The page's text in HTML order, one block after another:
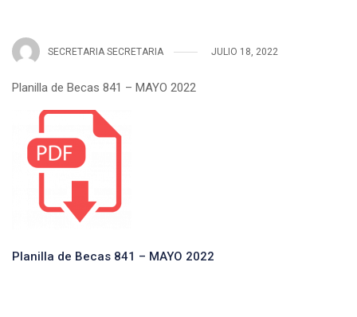
SECRETARIA SECRETARIA JULIO 18, 2022
Planilla de Becas 841 – MAYO 2022
Planilla de Becas 841 – MAYO 2022